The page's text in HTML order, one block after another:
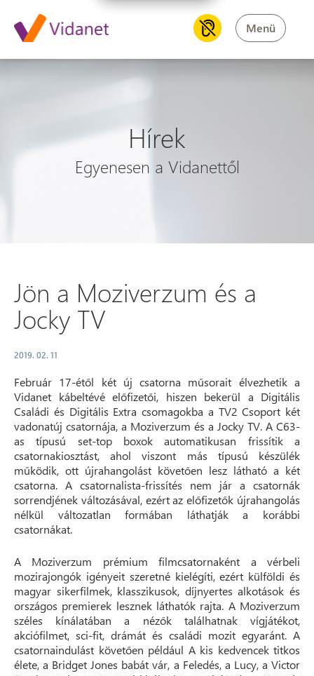
Menü
Hírek
Egyenesen a Vidanettől
Jön a Moziverzum és a
Jocky TV
2019. 02. 11
Február 17-étől két új csatorna műsorait élvezhetik a
Vidanet kábeltévé előfizetői, hiszen bekerül a Digitális
Családi és Digitális Extra csomagokba a TV2 Csoport két
vadonatúj csatornája, a Moziverzum és a Jocky TV. A C63-
as típusú set-top boxok automatikusan frissítik a
csatornakiosztást, ahol viszont más típusú készülék
működik, ott újrahangolást követően lesz látható a két
csatorna. A csatornalista-frissítés nem jár a csatornák
sorrendjének változásával, ezért az előfizetők újrahangolás
nélkül változatlan formában láthatják a korábbi
csatornákat.
A Moziverzum prémium filmcsatornaként a vérbeli
mozirajongók igényeit szeretné kielégíti, ezért külföldi és
magyar sikerfilmek, klasszikusok, díjnyertes alkotások és
országos premierek lesznek láthatók rajta. A Moziverzum
széles kínálatában a nézők találhatnak vígjátékot,
akciófilmet, sci-fit, drámát és családi mozit egyaránt. A
csatornaindulást követően például A kis kedvencek titkos
élete, a Bridget Jones babát vár, a Feledés, a Lucy, a Victor